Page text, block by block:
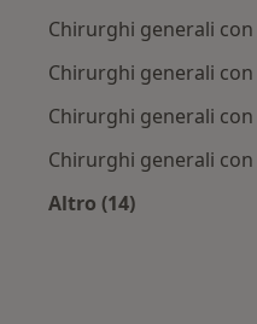
Chirurghi generali
Chirurghi generali
Chirurghi generali con
Chirurghi generali con
Altro (14)